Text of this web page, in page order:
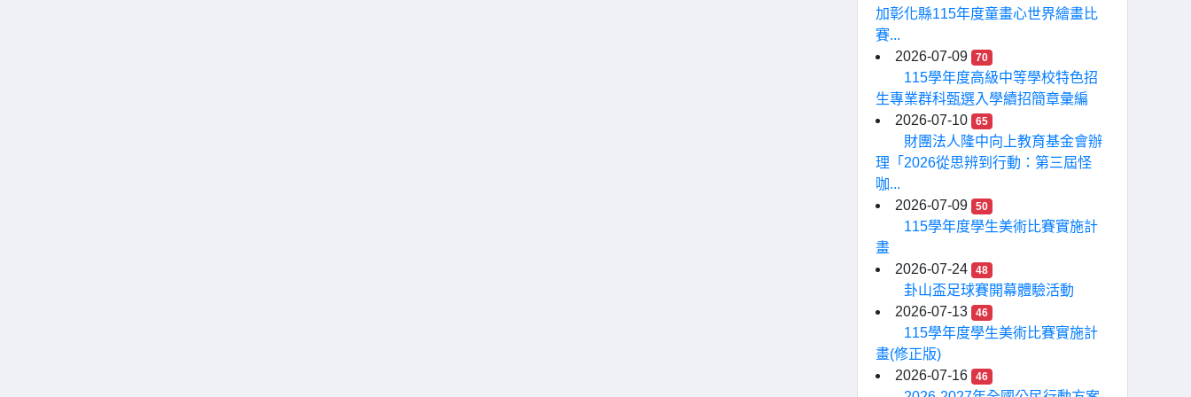
加彰化縣115年度童畫心世界繪畫比
賽...
2026-07-09
70
115學年度高級中等學校特色招
生專業群科甄選入學續招簡章彙編
2026-07-10
65
財團法人隆中向上教育基金會辦
理「2026從思辨到行動：第三屆怪
咖...
2026-07-09
50
115學年度學生美術比賽實施計
畫
2026-07-24
48
卦山盃足球賽開幕體驗活動
2026-07-13
46
115學年度學生美術比賽實施計
畫(修正版)
2026-07-16
46